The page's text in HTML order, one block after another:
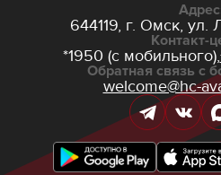
644119, г. Омск, ул.
Контакт-
*1950 (с мобильного),
Обратная связь с
welcome@hc-